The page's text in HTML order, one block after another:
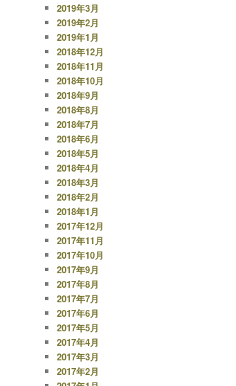
2019年3月
2019年2月
2019年1月
2018年12月
2018年11月
2018年10月
2018年9月
2018年8月
2018年7月
2018年6月
2018年5月
2018年4月
2018年3月
2018年2月
2018年1月
2017年12月
2017年11月
2017年10月
2017年9月
2017年8月
2017年7月
2017年6月
2017年5月
2017年4月
2017年3月
2017年2月